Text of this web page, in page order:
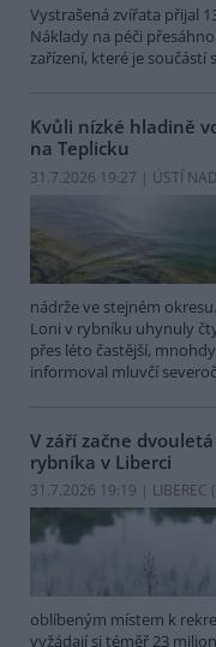
Vystrašená zvířata přijal
Náklady na péči
zařízení, které je součástí
Kvůli nízké hladině
na Teplicku
31.7.2026 19:27 | ÚSTÍ
nádrže ve stejném
Loni v rybníku uhynuly
přes léto častější,
informoval mluvčí
V září začne
rybníka v Liberci
31.7.2026 19:19 | LIBEREC (
oblíbeným místem k
vyžádají si téměř 23